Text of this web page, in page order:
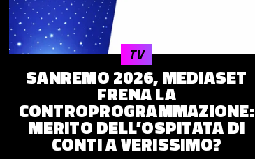
SANREMO 2026, MEDIASET
FRENA LA
CONTROPROGRAMMAZIONE:
MERITO DELL’OSPITATA DI
CONTI A VERISSIMO?
TV